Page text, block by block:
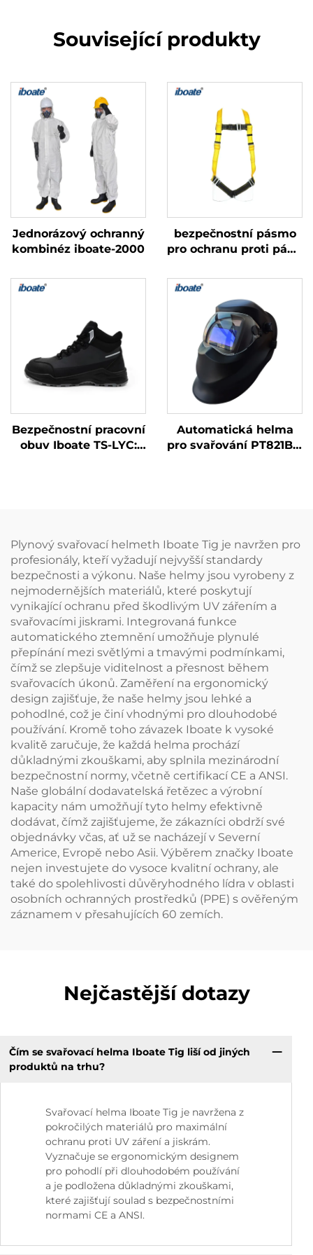
Související produkty
Jednorázový ochranný
kombinéz iboate-2000
bezpečnostní pásmo
pro ochranu proti pádu
podzimní verze, žluté/
červené, certifikované
podle normy EN361
Bezpečnostní pracovní
obuv Iboate TS-LYC:
Automatická helma
pro svařování PT821B s
Plynový svařovací helmeth Iboate Tig je navržen pro
profesionály, kteří vyžadují nejvyšší standardy
bezpečnosti a výkonu. Naše helmy jsou vyrobeny z
nejmodernějších materiálů, které poskytují
vynikající ochranu před škodlivým UV zářením a
svařovacími jiskrami. Integrovaná funkce
automatického ztemnění umožňuje plynulé
přepínání mezi světlými a tmavými podmínkami,
čímž se zlepšuje viditelnost a přesnost během
svařovacích úkonů. Zaměření na ergonomický
design zajišťuje, že naše helmy jsou lehké a
pohodlné, což je činí vhodnými pro dlouhodobé
používání. Kromě toho závazek Iboate k vysoké
kvalitě zaručuje, že každá helma prochází
důkladnými zkouškami, aby splnila mezinárodní
bezpečnostní normy, včetně certifikací CE a ANSI.
Naše globální dodavatelská řetězec a výrobní
kapacity nám umožňují tyto helmy efektivně
dodávat, čímž zajišťujeme, že zákazníci obdrží své
objednávky včas, ať už se nacházejí v Severní
Americe, Evropě nebo Asii. Výběrem značky Iboate
nejen investujete do vysoce kvalitní ochrany, ale
také do spolehlivosti důvěryhodného lídra v oblasti
osobních ochranných prostředků (PPE) s ověřeným
záznamem v přesahujících 60 zemích.
Nejčastější dotazy
Čím se svařovací helma Iboate Tig liší od jiných
produktů na trhu?
Svařovací helma Iboate Tig je navržena z
pokročilých materiálů pro maximální
ochranu proti UV záření a jiskrám.
Vyznačuje se ergonomickým designem
pro pohodlí při dlouhodobém používání
a je podložena důkladnými zkouškami,
které zajišťují soulad s bezpečnostními
normami CE a ANSI.